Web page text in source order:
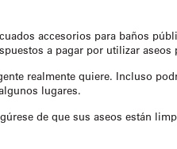
accesorios para baños
a pagar por utilizar
realmente quiere. Incluso
lugares.
de que sus aseos están